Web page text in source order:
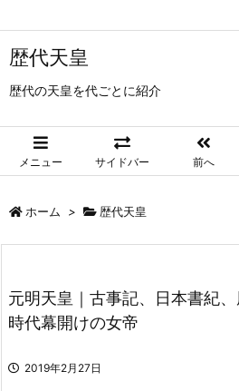
歴代天皇
歴代の天皇を代ごとに紹介
メニュー サイドバー 前へ
ホーム > 歴代天皇
元明天皇｜古事記、日本書紀
時代幕開けの女帝
2019年2月27日